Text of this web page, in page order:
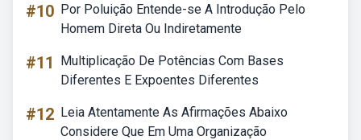
#10 Por Poluição Entende-se A Introdução Pelo
Homem Direta Ou Indiretamente
#11
Multiplicação De Potências Com Bases
Diferentes E Expoentes Diferentes
#12 Leia Atentamente As Afirmações Abaixo
Considere Que Em Uma Organização